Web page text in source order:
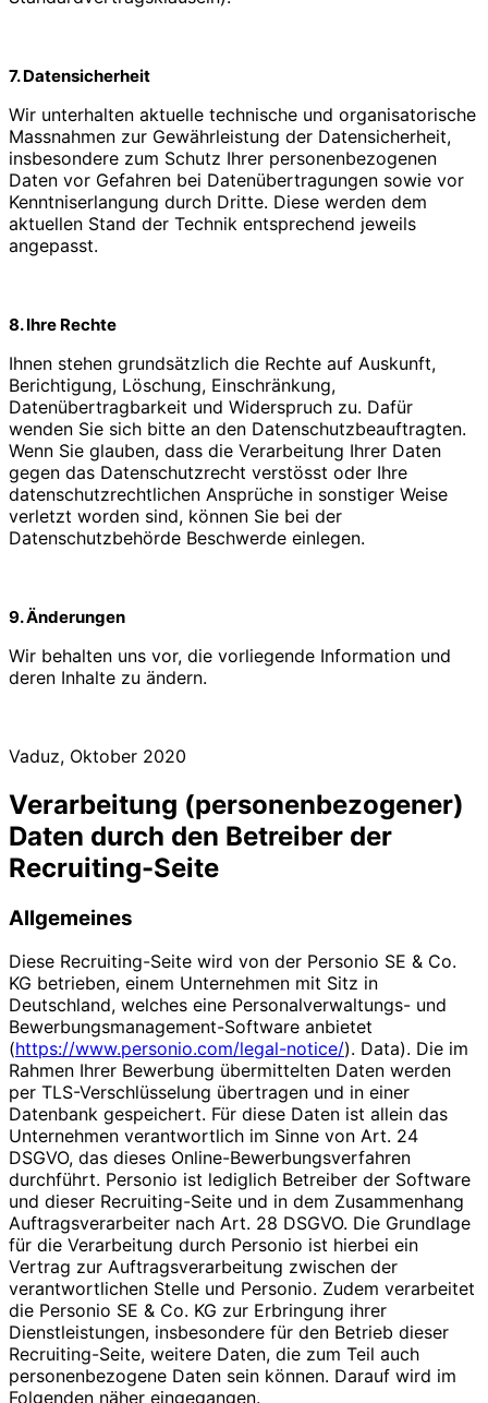
7. Datensicherheit
Wir unterhalten aktuelle technische und organisatorische
Massnahmen zur Gewährleistung der Datensicherheit,
insbesondere zum Schutz Ihrer personenbezogenen
Daten vor Gefahren bei Datenübertragungen sowie vor
Kenntniserlangung durch Dritte. Diese werden dem
aktuellen Stand der Technik entsprechend jeweils
angepasst.
8. Ihre Rechte
Ihnen stehen grundsätzlich die Rechte auf Auskunft,
Berichtigung, Löschung, Einschränkung,
Datenübertragbarkeit und Widerspruch zu. Dafür
wenden Sie sich bitte an den Datenschutzbeauftragten.
Wenn Sie glauben, dass die Verarbeitung Ihrer Daten
gegen das Datenschutzrecht verstösst oder Ihre
datenschutzrechtlichen Ansprüche in sonstiger Weise
verletzt worden sind, können Sie bei der
Datenschutzbehörde Beschwerde einlegen.
9. Änderungen
Wir behalten uns vor, die vorliegende Information und
deren Inhalte zu ändern.
Vaduz, Oktober 2020
Verarbeitung (personenbezogener)
Daten durch den Betreiber der
Recruiting-Seite
Allgemeines
Diese Recruiting-Seite wird von der Personio SE & Co.
KG betrieben, einem Unternehmen mit Sitz in
Deutschland, welches eine Personalverwaltungs- und
Bewerbungsmanagement-Software anbietet
(https://www.personio.com/legal-notice/). Data). Die im
Rahmen Ihrer Bewerbung übermittelten Daten werden
per TLS-Verschlüsselung übertragen und in einer
Datenbank gespeichert. Für diese Daten ist allein das
Unternehmen verantwortlich im Sinne von Art. 24
DSGVO, das dieses Online-Bewerbungsverfahren
durchführt. Personio ist lediglich Betreiber der Software
und dieser Recruiting-Seite und in dem Zusammenhang
Auftragsverarbeiter nach Art. 28 DSGVO. Die Grundlage
für die Verarbeitung durch Personio ist hierbei ein
Vertrag zur Auftragsverarbeitung zwischen der
verantwortlichen Stelle und Personio. Zudem verarbeitet
die Personio SE & Co. KG zur Erbringung ihrer
Dienstleistungen, insbesondere für den Betrieb dieser
Recruiting-Seite, weitere Daten, die zum Teil auch
personenbezogene Daten sein können. Darauf wird im
Folgenden näher eingegangen.